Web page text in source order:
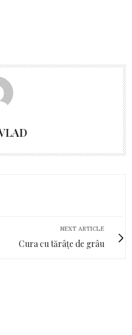
NEXT ARTICLE
Cura cu tărâțe de grâu